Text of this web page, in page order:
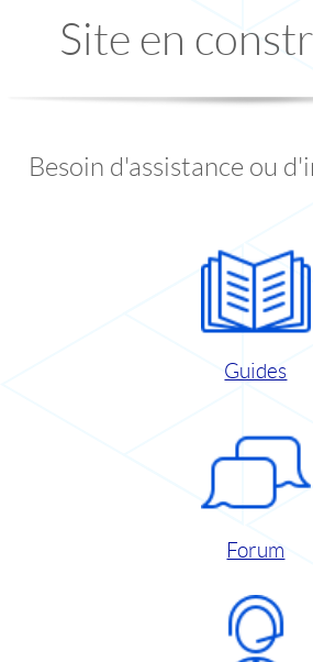
Site en
Besoin d'assistance ou
Guides
Forum